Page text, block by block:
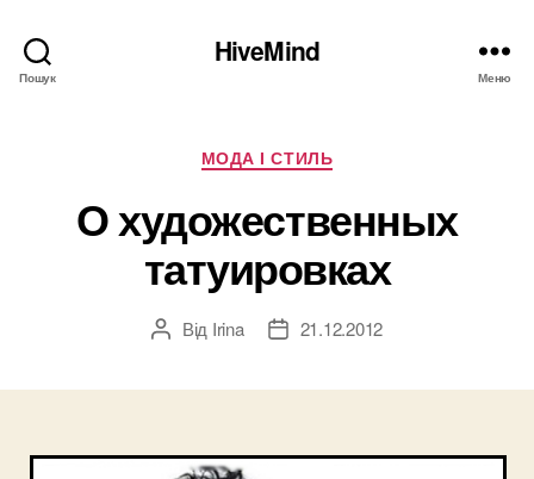
Пошук
HiveMind
Меню
Категорії
МОДА І СТИЛЬ
О художественных
татуировках
Автор
Від Irina
Дата21.12.2012